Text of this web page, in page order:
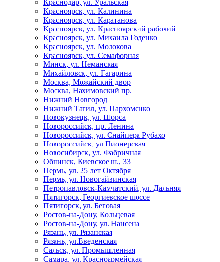
Краснодар, ул. Уральская
Красноярск, ул. Калинина
Красноярск, ул. Каратанова
Красноярск, ул. Красноярский рабочий
Красноярск, ул. Михаила Годенко
Красноярск, ул. Молокова
Красноярск, ул. Семафорная
Минск, ул. Неманская
Михайловск, ул. Гагарина
Москва, Можайский двор
Москва, Нахимовский пр.
Нижний Новгород
Нижний Тагил, ул. Пархоменко
Новокузнецк, ул. Щорса
Новороссийск, пр. Ленина
Новороссийск, ул. Снайпера Рубахо
Новороссийск, ул.Пионерская
Новосибирск, ул. Фабричная
Обнинск, Киевское ш., 33
Пермь, ул. 25 лет Октября
Пермь, ул. Новогайвинская
Петропавловск-Камчатский, ул. Дальняя
Пятигорск, Георгиевское шоссе
Пятигорск, ул. Беговая
Ростов-на-Дону, Кольцевая
Ростов-на-Дону, ул. Нансена
Рязань, ул. Рязанская
Рязань, ул.Введенская
Сальск, ул. Промышленная
Самара, ул. Красноармейская